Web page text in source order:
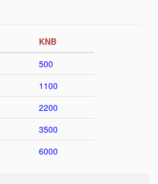
KNB
500
1100
2200
3500
6000